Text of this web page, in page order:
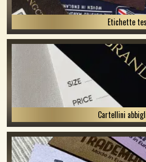
Etichette
Cartellini